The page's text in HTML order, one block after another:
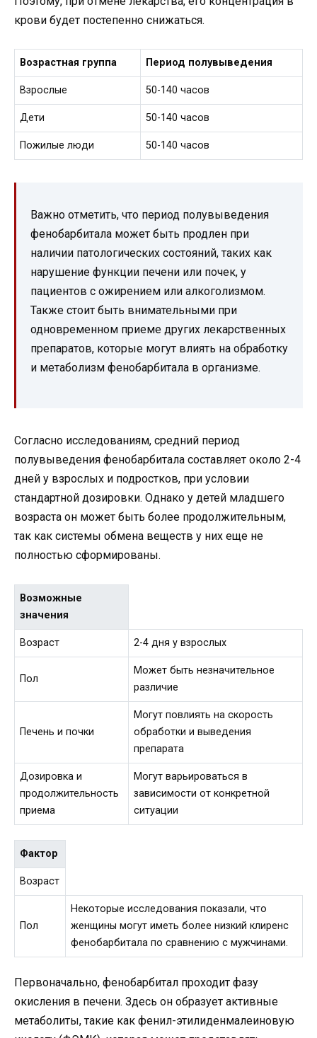
крови будет постепенно снижаться.
Возрастная группа Период полувыведения
Взрослые 50-140 часов
Дети 50-140 часов
Пожилые люди 50-140 часов
Важно отметить, что период полувыведения
фенобарбитала может быть продлен при
наличии патологических состояний, таких как
нарушение функции печени или почек, у
пациентов с ожирением или алкоголизмом.
Также стоит быть внимательными при
одновременном приеме других лекарственных
препаратов, которые могут влиять на обработку
и метаболизм фенобарбитала в организме.
Согласно исследованиям, средний период
полувыведения фенобарбитала составляет около 2-4
дней у взрослых и подростков, при условии
стандартной дозировки. Однако у детей младшего
возраста он может быть более продолжительным,
так как системы обмена веществ у них еще не
полностью сформированы.
Возможные
значения
Возраст 2-4 дня у взрослых
Пол
Может быть незначительное
различие
Печень и почки
Могут повлиять на скорость
обработки и выведения
препарата
Дозировка и
продолжительность
приема
Могут варьироваться в
зависимости от конкретной
ситуации
Фактор
Возраст
Пол
Некоторые исследования показали, что
женщины могут иметь более низкий клиренс
фенобарбитала по сравнению с мужчинами.
Первоначально, фенобарбитал проходит фазу
окисления в печени. Здесь он образует активные
метаболиты, такие как фенил-этилиденмалеиновую